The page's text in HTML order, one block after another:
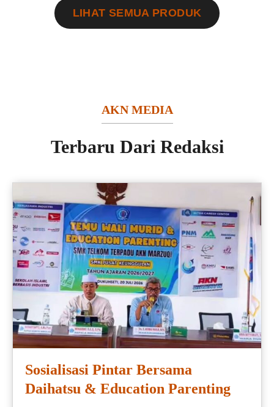
LIHAT SEMUA PRODUK
AKN MEDIA
Terbaru Dari Redaksi
Sosialisasi Pintar Bersama
Daihatsu & Education Parenting